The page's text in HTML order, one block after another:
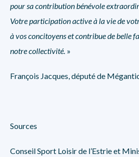
pour sa contribution bénévole
Votre participation active à la vie de
à vos concitoyens et contribue de belle
notre collectivité. »
François Jacques, député de
Sources
Conseil Sport Loisir de l’Estrie et